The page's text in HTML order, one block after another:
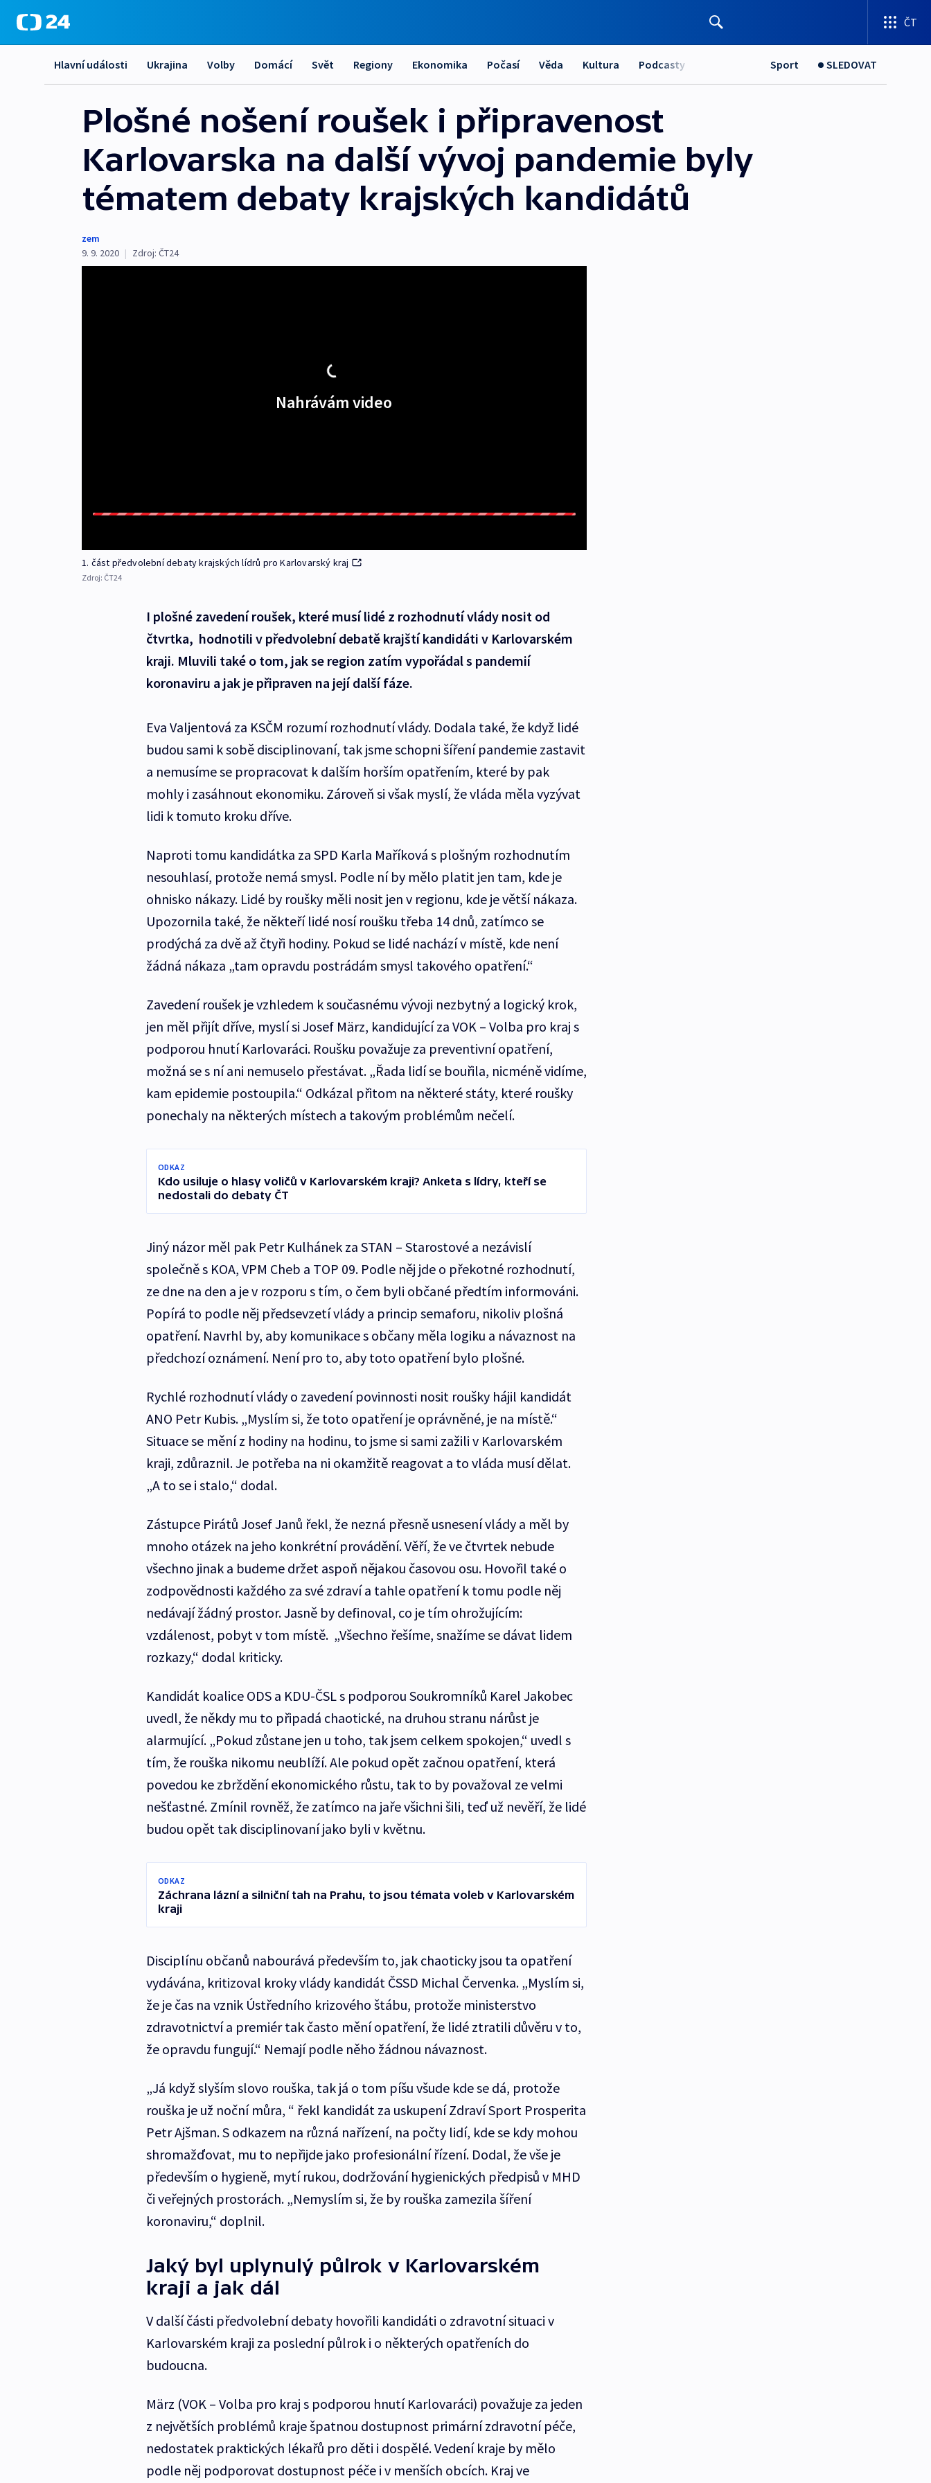
ČT
Hlavní události Ukrajina Volby Domácí Svět Regiony Ekonomika Počasí Věda Kultura Podcasty Sport SLEDOVAT
Plošné nošení roušek i připravenost
Karlovarska na další vývoj pandemie byly
tématem debaty krajských kandidátů
zem
9. 9. 2020 | Zdroj: ČT24
Nahrávám video
1. část předvolební debaty krajských lídrů pro Karlovarský kraj
Zdroj: ČT24
I plošné zavedení roušek, které musí lidé z rozhodnutí vlády nosit od
čtvrtka, hodnotili v předvolební debatě krajští kandidáti v Karlovarském
kraji. Mluvili také o tom, jak se region zatím vypořádal s pandemií
koronaviru a jak je připraven na její další fáze.
Eva Valjentová za KSČM rozumí rozhodnutí vlády. Dodala také, že když lidé
budou sami k sobě disciplinovaní, tak jsme schopni šíření pandemie zastavit
a nemusíme se propracovat k dalším horším opatřením, které by pak
mohly i zasáhnout ekonomiku. Zároveň si však myslí, že vláda měla vyzývat
lidi k tomuto kroku dříve.
Naproti tomu kandidátka za SPD Karla Maříková s plošným rozhodnutím
nesouhlasí, protože nemá smysl. Podle ní by mělo platit jen tam, kde je
ohnisko nákazy. Lidé by roušky měli nosit jen v regionu, kde je větší nákaza.
Upozornila také, že někteří lidé nosí roušku třeba 14 dnů, zatímco se
prodýchá za dvě až čtyři hodiny. Pokud se lidé nachází v místě, kde není
žádná nákaza „tam opravdu postrádám smysl takového opatření.“
Zavedení roušek je vzhledem k současnému vývoji nezbytný a logický krok,
jen měl přijít dříve, myslí si Josef März, kandidující za VOK – Volba pro kraj s
podporou hnutí Karlovaráci. Roušku považuje za preventivní opatření,
možná se s ní ani nemuselo přestávat. „Řada lidí se bouřila, nicméně vidíme,
kam epidemie postoupila.“ Odkázal přitom na některé státy, které roušky
ponechaly na některých místech a takovým problémům nečelí.
ODKAZ
Kdo usiluje o hlasy voličů v Karlovarském kraji? Anketa s lídry, kteří se
nedostali do debaty ČT
Jiný názor měl pak Petr Kulhánek za STAN – Starostové a nezávislí
společně s KOA, VPM Cheb a TOP 09. Podle něj jde o překotné rozhodnutí,
ze dne na den a je v rozporu s tím, o čem byli občané předtím informováni.
Popírá to podle něj předsevzetí vlády a princip semaforu, nikoliv plošná
opatření. Navrhl by, aby komunikace s občany měla logiku a návaznost na
předchozí oznámení. Není pro to, aby toto opatření bylo plošné.
Rychlé rozhodnutí vlády o zavedení povinnosti nosit roušky hájil kandidát
ANO Petr Kubis. „Myslím si, že toto opatření je oprávněné, je na místě.“
Situace se mění z hodiny na hodinu, to jsme si sami zažili v Karlovarském
kraji, zdůraznil. Je potřeba na ni okamžitě reagovat a to vláda musí dělat.
„A to se i stalo,“ dodal.
Zástupce Pirátů Josef Janů řekl, že nezná přesně usnesení vlády a měl by
mnoho otázek na jeho konkrétní provádění. Věří, že ve čtvrtek nebude
všechno jinak a budeme držet aspoň nějakou časovou osu. Hovořil také o
zodpovědnosti každého za své zdraví a tahle opatření k tomu podle něj
nedávají žádný prostor. Jasně by definoval, co je tím ohrožujícím:
vzdálenost, pobyt v tom místě. „Všechno řešíme, snažíme se dávat lidem
rozkazy,“ dodal kriticky.
Kandidát koalice ODS a KDU-ČSL s podporou Soukromníků Karel Jakobec
uvedl, že někdy mu to připadá chaotické, na druhou stranu nárůst je
alarmující. „Pokud zůstane jen u toho, tak jsem celkem spokojen,“ uvedl s
tím, že rouška nikomu neublíží. Ale pokud opět začnou opatření, která
povedou ke zbrždění ekonomického růstu, tak to by považoval ze velmi
nešťastné. Zmínil rovněž, že zatímco na jaře všichni šili, teď už nevěří, že lidé
budou opět tak disciplinovaní jako byli v květnu.
ODKAZ
Záchrana lázní a silniční tah na Prahu, to jsou témata voleb v Karlovarském
kraji
Disciplínu občanů nabourává především to, jak chaoticky jsou ta opatření
vydávána, kritizoval kroky vlády kandidát ČSSD Michal Červenka. „Myslím si,
že je čas na vznik Ústředního krizového štábu, protože ministerstvo
zdravotnictví a premiér tak často mění opatření, že lidé ztratili důvěru v to,
že opravdu fungují.“ Nemají podle něho žádnou návaznost.
„Já když slyším slovo rouška, tak já o tom píšu všude kde se dá, protože
rouška je už noční můra, “ řekl kandidát za uskupení Zdraví Sport Prosperita
Petr Ajšman. S odkazem na různá nařízení, na počty lidí, kde se kdy mohou
shromažďovat, mu to nepřijde jako profesionální řízení. Dodal, že vše je
především o hygieně, mytí rukou, dodržování hygienických předpisů v MHD
či veřejných prostorách. „Nemyslím si, že by rouška zamezila šíření
koronaviru,“ doplnil.
Jaký byl uplynulý půlrok v Karlovarském
kraji a jak dál
V další části předvolební debaty hovořili kandidáti o zdravotní situaci v
Karlovarském kraji za poslední půlrok i o některých opatřeních do
budoucna.
März (VOK – Volba pro kraj s podporou hnutí Karlovaráci) považuje za jeden
z největších problémů kraje špatnou dostupnost primární zdravotní péče,
nedostatek praktických lékařů pro děti i dospělé. Vedení kraje by mělo
podle něj podporovat dostupnost péče i v menších obcích. Kraj ve